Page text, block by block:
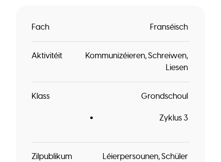
Fach Franséisch
Aktivitéit Kommunizéieren Schreiwen
Liesen
Klass Grondschoul
Zyklus 3
Zilpublikum Léierpersounen Schüler